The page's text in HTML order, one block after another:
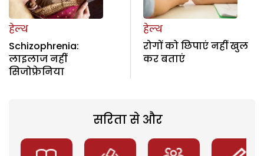
हेल्थ
Schizophrenia:
लाइलाज नहीं
सिजोफ्रेनिया
हेल्थ
रोगों को छिपाएं नहीं खुल
कर बताएं
सरिता से और